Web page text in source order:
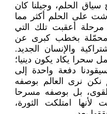
الحلم، وجيلنا كان
على الحلم أكثر مما
مرحلة أعقبت تلك التي
محمّلة بخطب كبرى عن
والإنسان الجديد.
سحرا يكاد يكون دينيا؛
دفعة واحدة إلى
نكن نرى العالم بوصفه
بل بوصفه مسرحا
امتلكت الثورة،